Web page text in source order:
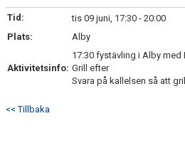
KONTAKT
Tid:
tis 09 juni, 17:30 - 20:00
Plats:
Alby
Aktivitetsinfo:
17:30 fystävling i Alby med
Grill efter
Svara på kallelsen så att
<< Tillbaka